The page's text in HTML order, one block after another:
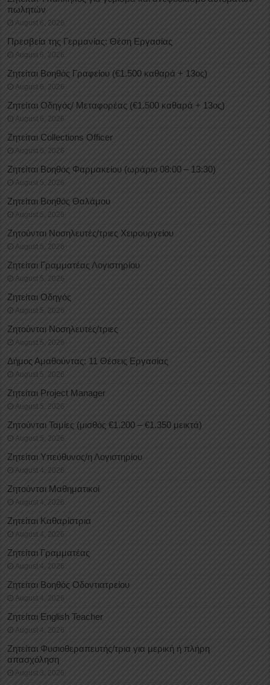
πωλητών
August 6, 2026
Πρεσβεία της Γερμανίας: Θέση Εργασίας
August 6, 2026
Ζητείται Βοηθός Γραφείου (€1.500 καθαρά + 13ος)
August 6, 2026
Ζητείται Οδηγός/ Μεταφορέας (€1.500 καθαρά + 13ος)
August 6, 2026
Ζητείται Collections Officer
August 6, 2026
Ζητείται Βοηθός Φαρμακείου (ωράριο 08:00 – 13:30)
August 5, 2026
Ζητείται Βοηθός Θαλάμου
August 5, 2026
Ζητούνται Νοσηλευτές/τριες Χειρουργείου
August 5, 2026
Ζητείται Γραμματέας Λογιστηρίου
August 5, 2026
Ζητείται Οδηγός
August 5, 2026
Ζητούνται Νοσηλευτές/τριες
August 5, 2026
Δήμος Αμαθούντας: 11 Θέσεις Εργασίας
August 5, 2026
Ζητείται Project Manager
August 5, 2026
Ζητούνται Ταμίες (μισθός €1.200 – €1.350 μεικτά)
August 5, 2026
Ζητείται Υπεύθυνος/η Λογιστηρίου
August 4, 2026
Ζητούνται Μαθηματικοί
August 4, 2026
Ζητείται Καθαρίστρια
August 4, 2026
Ζητείται Γραμματέας
August 4, 2026
Ζητείται Βοηθός Οδοντιατρείου
August 4, 2026
Ζητείται English Teacher
August 4, 2026
Ζητείται Φυσιοθεραπευτής/τρια για μερική ή πλήρη
απασχόληση
August 3, 2026